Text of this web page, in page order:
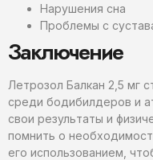
Нарушения сна
Проблемы с
Заключение
Летрозол Балкан 2,5 мг
среди бодибилдеров и
свои результаты и
помнить о
его использованием,